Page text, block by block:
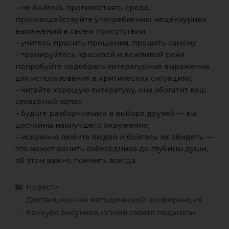
– не бойтесь противостоять среде,
противодействуйте употреблению нецензурных
выражений в своем присутствии;
– учитесь просить прощения, прощать самому;
– тренируйтесь красивой и вежливой речи:
попробуйте подобрать литературные выражения
для использования в критических ситуациях;
– читайте хорошую литературу, она обогатит ваш
словарный запас;
– будьте разборчивыми в выборе друзей — вы
достойны наилучшего окружения;
– искренне любите людей и бойтесь их обидеть —
это может ранить собеседника до глубины души,
об этом важно помнить всегда.
Новости
Дистанционная методической конференция
Конкурс рисунков «Узнай своего педагога»